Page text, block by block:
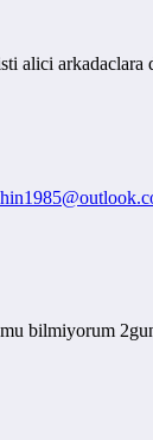
alici arkadaclara
bilmiyorum